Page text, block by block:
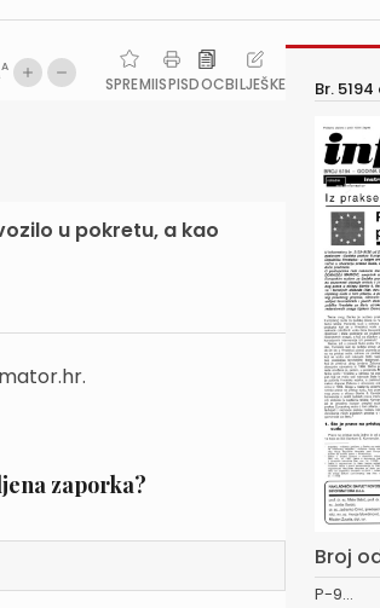
A
SPREMIISPISDOCBILJEŠKE
u pokretu, a kao
zaporka?
Br.
Broj
P-9...